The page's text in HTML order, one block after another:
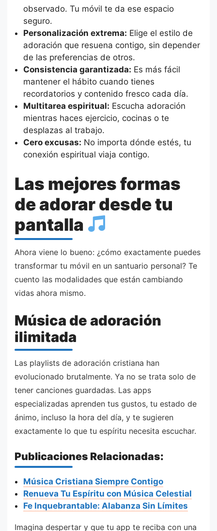
observado. Tu móvil te da ese espacio
seguro.
Personalización extrema: Elige el estilo de
adoración que resuena contigo, sin depender
de las preferencias de otros.
Consistencia garantizada: Es más fácil
mantener el hábito cuando tienes
recordatorios y contenido fresco cada día.
Multitarea espiritual: Escucha adoración
mientras haces ejercicio, cocinas o te
desplazas al trabajo.
Cero excusas: No importa dónde estés, tu
conexión espiritual viaja contigo.
Las mejores formas
de adorar desde tu
pantalla
Ahora viene lo bueno: ¿cómo exactamente puedes
transformar tu móvil en un santuario personal? Te
cuento las modalidades que están cambiando
vidas ahora mismo.
Música de adoración
ilimitada
Las playlists de adoración cristiana han
evolucionado brutalmente. Ya no se trata solo de
tener canciones guardadas. Las apps
especializadas aprenden tus gustos, tu estado de
ánimo, incluso la hora del día, y te sugieren
exactamente lo que tu espíritu necesita escuchar.
Publicaciones Relacionadas:
Música Cristiana Siempre Contigo
Renueva Tu Espíritu con Música Celestial
Fe Inquebrantable: Alabanza Sin Límites
Imagina despertar y que tu app te reciba con una